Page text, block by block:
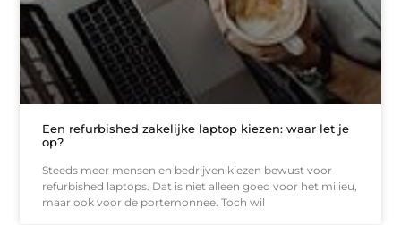
Een refurbished zakelijke laptop kiezen: waar let je
op?
Steeds meer mensen en bedrijven kiezen bewust voor
refurbished laptops. Dat is niet alleen goed voor het milieu,
maar ook voor de portemonnee. Toch wil